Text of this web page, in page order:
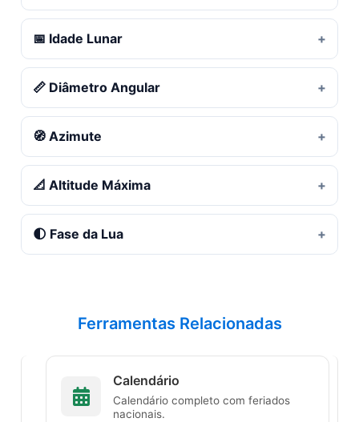
📅 Idade Lunar
📏 Diâmetro Angular
🧭 Azimute
📐 Altitude Máxima
🌓 Fase da Lua
Ferramentas Relacionadas
Calendário
Calendário completo com feriados
nacionais.